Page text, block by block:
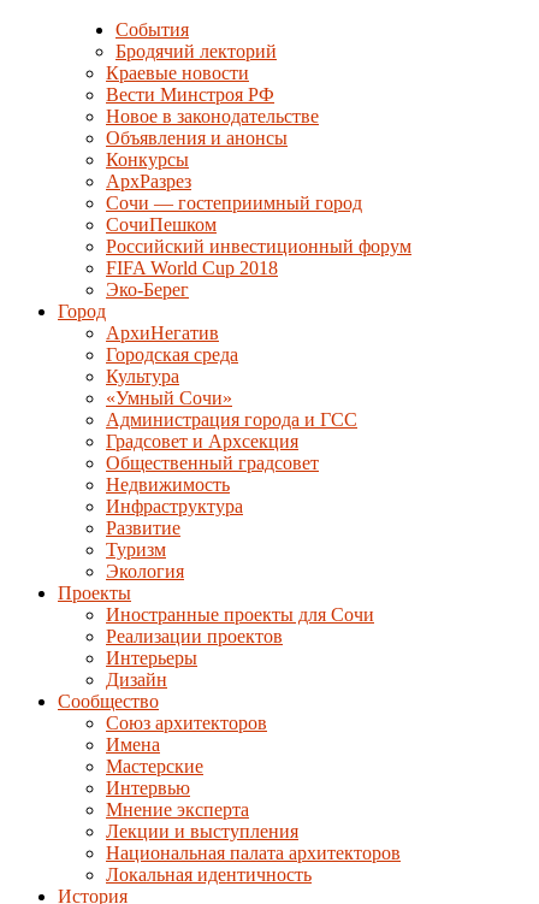
События
Бродячий лекторий
Краевые новости
Вести Минстроя РФ
Новое в законодательстве
Объявления и анонсы
Конкурсы
АрхРазрез
Сочи — гостеприимный город
СочиПешком
Российский инвестиционный форум
FIFA World Cup 2018
Эко-Берег
Город
АрхиНегатив
Городская среда
Культура
«Умный Сочи»
Администрация города и ГСС
Градсовет и Архсекция
Общественный градсовет
Недвижимость
Инфраструктура
Развитие
Туризм
Экология
Проекты
Иностранные проекты для Сочи
Реализации проектов
Интерьеры
Дизайн
Сообщество
Союз архитекторов
Имена
Мастерские
Интервью
Мнение эксперта
Лекции и выступления
Национальная палата архитекторов
Локальная идентичность
История